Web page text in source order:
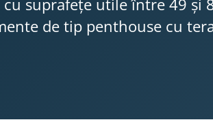
de tip penthouse cu